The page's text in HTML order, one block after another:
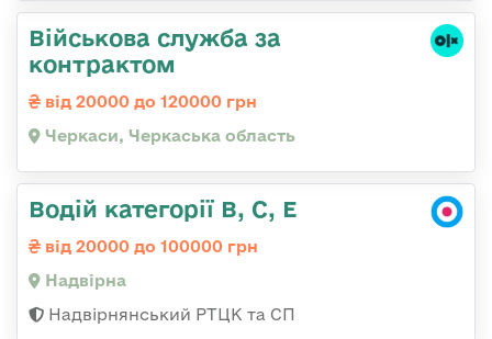
Військова служба за
контрактом
від 20000 до 120000 грн
Черкаси, Черкаська область
Водій категорії В, С, Е
від 20000 до 100000 грн
Надвірна
Надвірнянський РТЦК та СП